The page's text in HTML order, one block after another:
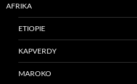
AFRIKA
ETIOPIE
KAPVERDY
MAROKO